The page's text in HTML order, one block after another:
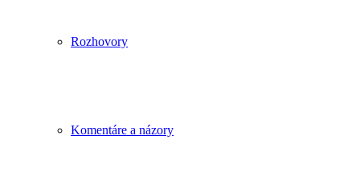
Rozhovory
Komentáre a názory